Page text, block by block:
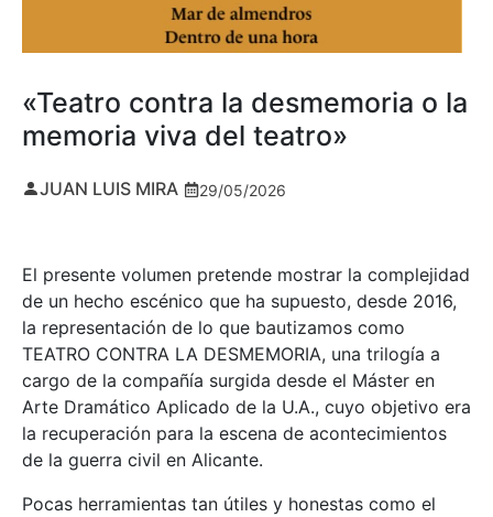
«Teatro contra la desmemoria o la
memoria viva del teatro»
JUAN LUIS MIRA 29/05/2026
El presente volumen pretende mostrar la complejidad
de un hecho escénico que ha supuesto, desde 2016,
la representación de lo que bautizamos como
TEATRO CONTRA LA DESMEMORIA, una trilogía a
cargo de la compañía surgida desde el Máster en
Arte Dramático Aplicado de la U.A., cuyo objetivo era
la recuperación para la escena de acontecimientos
de la guerra civil en Alicante.
Pocas herramientas tan útiles y honestas como el